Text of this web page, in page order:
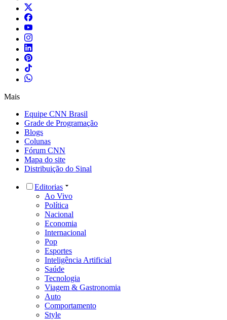
Mais
Equipe CNN Brasil
Grade de Programação
Blogs
Colunas
Fórum CNN
Mapa do site
Distribuição do Sinal
Editorias
Ao Vivo
Política
Nacional
Economia
Internacional
Pop
Esportes
Inteligência Artificial
Saúde
Tecnologia
Viagem & Gastronomia
Auto
Comportamento
Style